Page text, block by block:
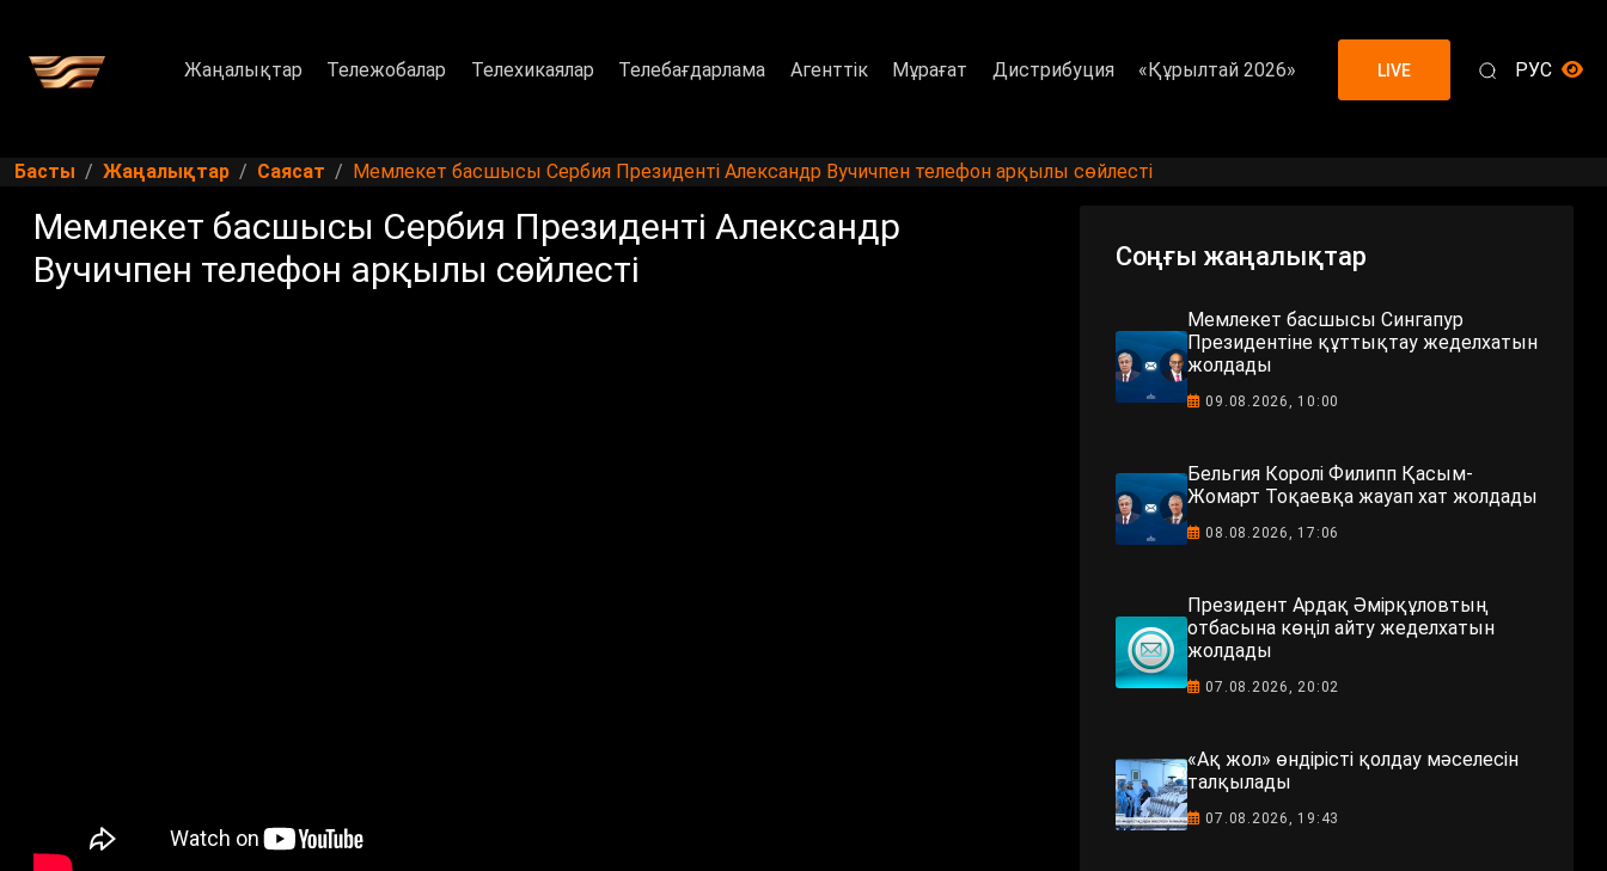
Жаңалықтар Тележобалар Телехикаялар Телебағдарлама Агенттік Мұрағат Дистрибуция «Құрылтай 2026» LIVE РУС
Басты Жаңалықтар Саясат Мемлекет басшысы Сербия Президенті Александр Вучичпен телефон арқылы сөйлесті
Мемлекет басшысы Сербия Президенті Александр
Вучичпен телефон арқылы сөйлесті
Соңғы жаңалықтар
Мемлекет басшысы Сингапур
Президентіне құттықтау жеделхатын
жолдады
09.08.2026, 10:00
Бельгия Королі Филипп Қасым-
Жомарт Тоқаевқа жауап хат жолдады
08.08.2026, 17:06
Президент Ардақ Әмірқұловтың
отбасына көңіл айту жеделхатын
жолдады
07.08.2026, 20:02
«Ақ жол» өндірісті қолдау мәселесін
талқылады
07.08.2026, 19:43